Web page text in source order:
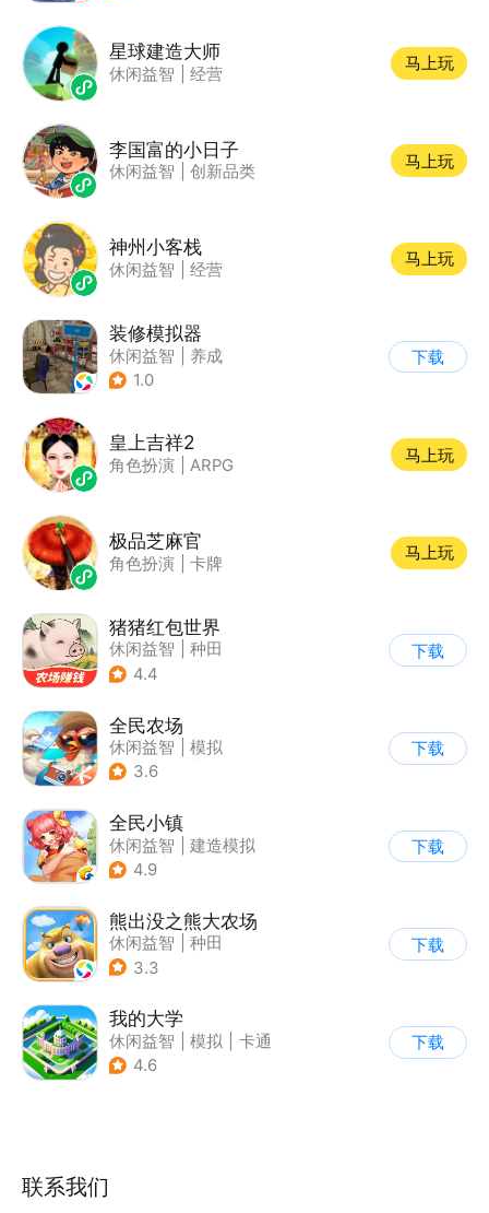
星球建造大师
休闲益智 经营
马上玩
李国富的小日子
休闲益智 创新品类
马上玩
神州小客栈
休闲益智 经营
马上玩
装修模拟器
休闲益智
养成
| 女性向
1.0
下载
皇上吉祥2
角色扮演 ARPG
马上玩
极品芝麻官
角色扮演 卡牌
马上玩
猪猪红包世界
休闲益智
种田
| 田园生活
4.4
下载
全民农场
休闲益智
模拟
| 田园生活
3.6
下载
全民小镇
休闲益智
建造模拟
| 卡通
4.9
下载
熊出没之熊大农场
休闲益智
种田
| 田园生活
3.3
下载
我的大学
休闲益智 模拟
卡通
| 九游
4.6
下载
联系我们